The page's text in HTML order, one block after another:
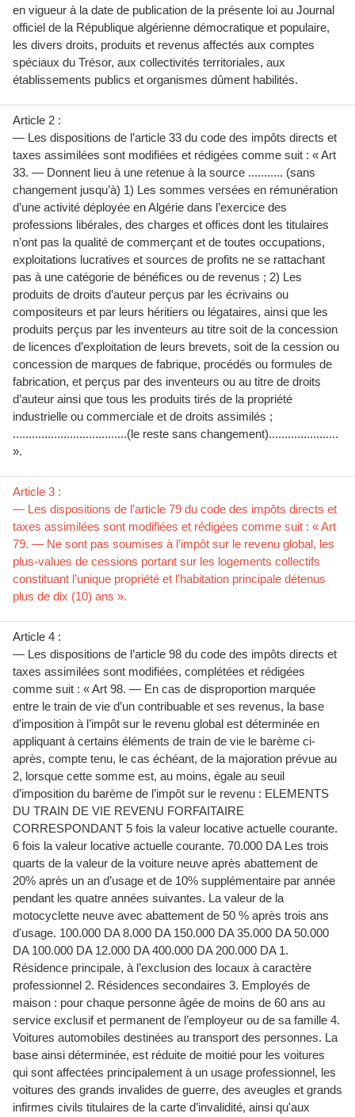
en vigueur à la date de publication de la présente loi au Journal
officiel de la République algérienne démocratique et populaire,
les divers droits, produits et revenus affectés aux comptes
spéciaux du Trésor, aux collectivités territoriales, aux
établissements publics et organismes dûment habilités.
Article 2 :
— Les dispositions de l’article 33 du code des impôts directs et
taxes assimilées sont modifiées et rédigées comme suit : « Art
33. — Donnent lieu à une retenue à la source ........... (sans
changement jusqu’à) 1) Les sommes versées en rémunération
d’une activité déployée en Algérie dans l’exercice des
professions libérales, des charges et offices dont les titulaires
n’ont pas la qualité de commerçant et de toutes occupations,
exploitations lucratives et sources de profits ne se rattachant
pas à une catégorie de bénéfices ou de revenus ; 2) Les
produits de droits d’auteur perçus par les écrivains ou
compositeurs et par leurs héritiers ou légataires, ainsi que les
produits perçus par les inventeurs au titre soit de la concession
de licences d’exploitation de leurs brevets, soit de la cession ou
concession de marques de fabrique, procédés ou formules de
fabrication, et perçus par des inventeurs ou au titre de droits
d’auteur ainsi que tous les produits tirés de la propriété
industrielle ou commerciale et de droits assimilés ;
....................................(le reste sans changement)......................
».
Article 3 :
— Les dispositions de l’article 79 du code des impôts directs et
taxes assimilées sont modifiées et rédigées comme suit : « Art
79. — Ne sont pas soumises à l’impôt sur le revenu global, les
plus-values de cessions portant sur les logements collectifs
constituant l’unique propriété et l’habitation principale détenus
plus de dix (10) ans ».
Article 4 :
— Les dispositions de l’article 98 du code des impôts directs et
taxes assimilées sont modifiées, complétées et rédigées
comme suit : « Art 98. — En cas de disproportion marquée
entre le train de vie d’un contribuable et ses revenus, la base
d’imposition à l’impôt sur le revenu global est déterminée en
appliquant à certains éléments de train de vie le barème ci-
après, compte tenu, le cas échéant, de la majoration prévue au
2, lorsque cette somme est, au moins, égale au seuil
d’imposition du barème de l’impôt sur le revenu : ELEMENTS
DU TRAIN DE VIE REVENU FORFAITAIRE
CORRESPONDANT 5 fois la valeur locative actuelle courante.
6 fois la valeur locative actuelle courante. 70.000 DA Les trois
quarts de la valeur de la voiture neuve après abattement de
20% après un an d’usage et de 10% supplémentaire par année
pendant les quatre années suivantes. La valeur de la
motocyclette neuve avec abattement de 50 % après trois ans
d'usage. 100.000 DA 8.000 DA 150.000 DA 35.000 DA 50.000
DA 100.000 DA 12.000 DA 400.000 DA 200.000 DA 1.
Résidence principale, à l’exclusion des locaux à caractère
professionnel 2. Résidences secondaires 3. Employés de
maison : pour chaque personne âgée de moins de 60 ans au
service exclusif et permanent de l’employeur ou de sa famille 4.
Voitures automobiles destinées au transport des personnes. La
base ainsi déterminée, est réduite de moitié pour les voitures
qui sont affectées principalement à un usage professionnel, les
voitures des grands invalides de guerre, des aveugles et grands
infirmes civils titulaires de la carte d’invalidité, ainsi qu'aux